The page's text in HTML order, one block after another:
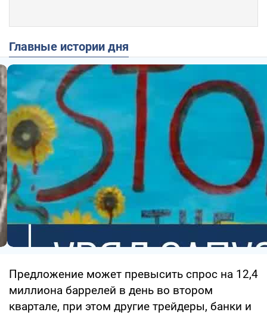
Главные истории дня
Предложение может превысить спрос на 12,4
миллиона баррелей в день во втором
квартале, при этом другие трейдеры, банки и